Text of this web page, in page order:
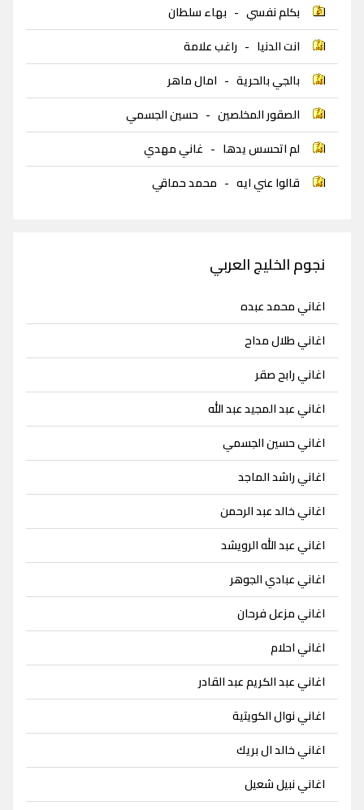
بكلم نفسي - بهاء سلطان
انت الدنيا - راغب علامة
بالجي بالحرية - امال ماهر
الصقور المخلصين - حسين الجسمي
لم اتحسس يدها - غاني مهدي
قالوا عني ايه - محمد حماقي
نجوم الخليج العربي
اغاني محمد عبده
اغاني طلال مداح
اغاني رابح صقر
اغاني عبد المجيد عبد الله
اغاني حسين الجسمي
اغاني راشد الماجد
اغاني خالد عبد الرحمن
اغاني عبد الله الرويشد
اغاني عبادي الجوهر
اغاني مزعل فرحان
اغاني احلام
اغاني عبد الكريم عبد القادر
اغاني نوال الكويتية
اغاني خالد ال بريك
اغاني نبيل شعيل